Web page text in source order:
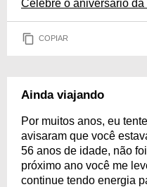
Celebre o aniversário
COPIAR
Ainda viajando
Por muitos anos, eu
avisaram que você
56 anos de idade, não
próximo ano você me
continue tendo energia